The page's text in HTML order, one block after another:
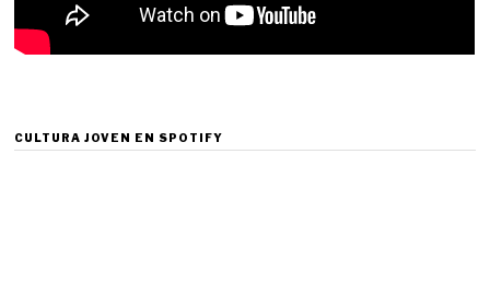
CULTURA JOVEN EN SPOTIFY